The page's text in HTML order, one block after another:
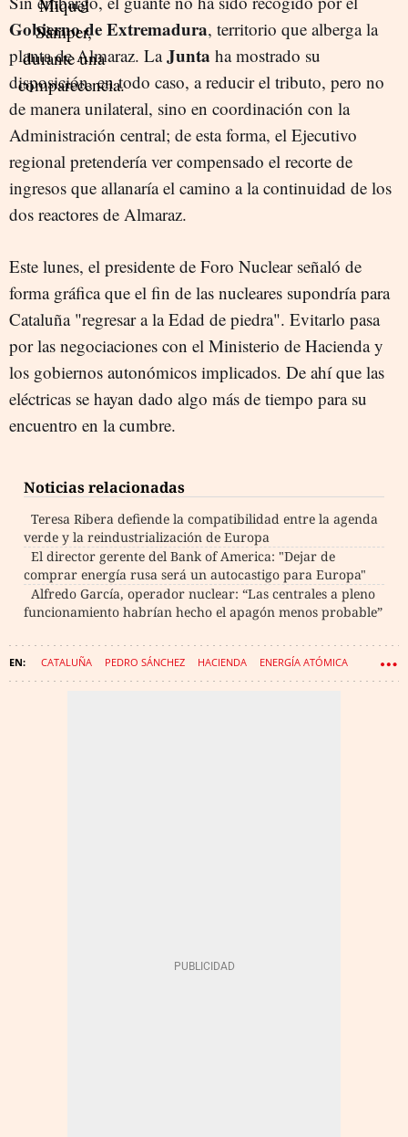
Gobierno de Extremadura, territorio que alberga la
planta de Almaraz. LaJunta ha mostrado su
disposición, en todo caso, a reducir el tributo, pero no
de manera unilateral, sino en coordinación con la
Administración central; de esta forma, el Ejecutivo
regional pretendería ver compensado el recorte de
ingresos que allanaría el camino a la continuidad de los
dos reactores de Almaraz.
Este lunes, el presidente de Foro Nuclear señaló de
forma gráfica que el fin de las nucleares supondría para
Cataluña "regresar a la Edad de piedra". Evitarlo pasa
por las negociaciones con el Ministerio de Hacienda y
los gobiernos autonómicos implicados. De ahí que las
eléctricas se hayan dado algo más de tiempo para su
encuentro en la cumbre.
Noticias relacionadas
Teresa Ribera defiende la compatibilidad entre la agenda
verde y la reindustrialización de Europa
El director gerente del Bank of America: "Dejar de
comprar energía rusa será un autocastigo para Europa"
Alfredo García, operador nuclear: “Las centrales a pleno
funcionamiento habrían hecho el apagón menos probable”
CATALUÑA PEDRO SÁNCHEZ HACIENDA ENERGÍA ATÓMICA